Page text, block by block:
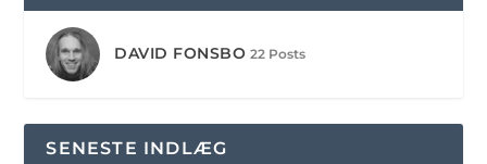
DAVID FONSBO 22 Posts
SENESTE INDLÆG